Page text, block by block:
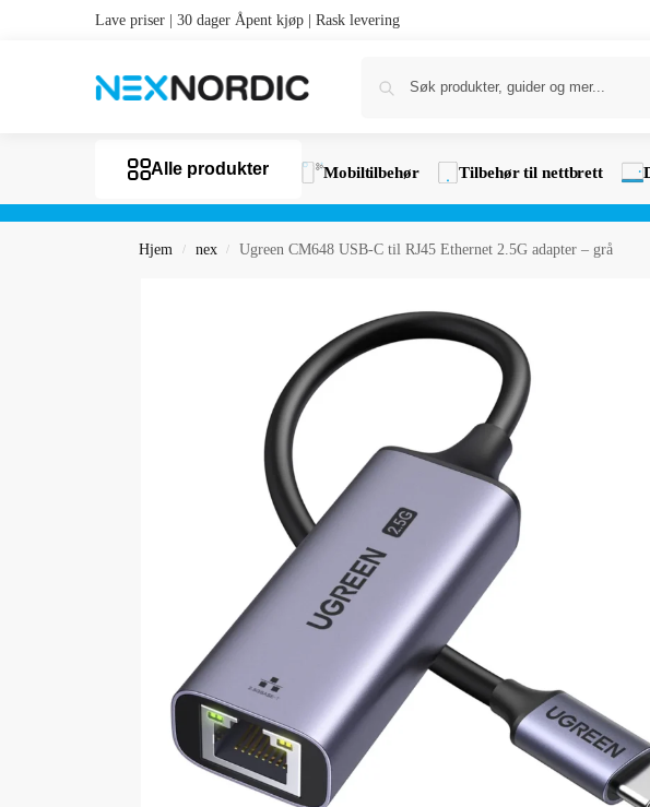
Lave priser | 30 dager Åpent kjøp | Rask levering
Alle produkter Mobiltilbehør Tilbehør til nettbrett
Hjem / nex / Ugreen CM648 USB-C til RJ45 Ethernet 2.5G adapter – grå